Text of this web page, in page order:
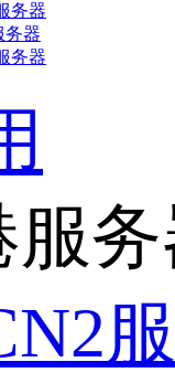
务器
务器
务器
服